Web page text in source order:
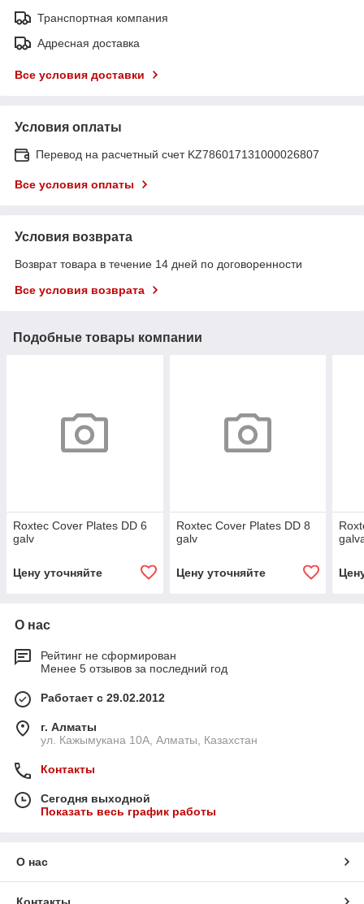
Транспортная компания
Адресная доставка
Все условия доставки
Условия оплаты
Перевод на расчетный счет KZ786017131000026807
Все условия оплаты
Условия возврата
Возврат товара в течение 14 дней по договоренности
Все условия возврата
Подобные товары компании
Roxtec Cover Plates DD 6
galv
Цену уточняйте
Roxtec Cover Plates DD 8
galv
Цену уточняйте
О нас
Рейтинг не сформирован
Менее 5 отзывов за последний год
Работает с 29.02.2012
г. Алматы
ул. Кажымукана 10А, Алматы, Казахстан
Контакты
Сегодня выходной
Показать весь график работы
О нас
Контакты